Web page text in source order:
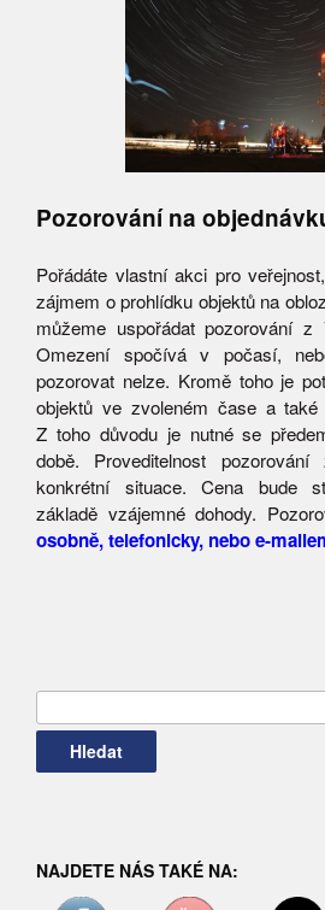
Pozorování na
Pořádáte vlastní akci pro
zájmem o prohlídku objektů na
můžeme uspořádat pozorování z
Omezení spočívá v počasí,
pozorovat nelze. Kromě toho je
objektů ve zvoleném čase a také
Z toho důvodu je nutné se
době. Proveditelnost
konkrétní situace. Cena bude
základě vzájemné dohody.
osobně, telefonicky, nebo e-
NAJDETE NÁS TAKÉ NA: